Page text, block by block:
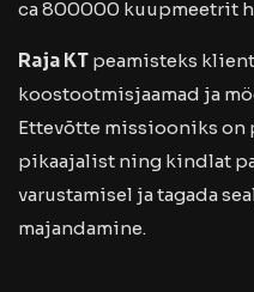
ca 800000 kuupmeetrit
Raja KT peamisteks
koostootmisjaamad ja
Ettevõtte missiooniks on
pikaajalist ning kindlat
varustamisel ja tagada
majandamine.